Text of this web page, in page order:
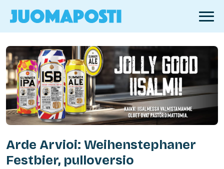
Arde Arvioi: Weihenstephaner
Festbier, pulloversio